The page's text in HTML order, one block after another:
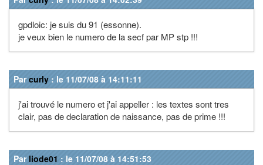
gpdloic: je suis du 91 (essonne).
je veux bien le numero de la secf par MP stp !!!
Parcurly : le 11/07/08 à 14:11:11
j'ai trouvé le numero et j'ai appeller : les textes sont tres
clair, pas de declaration de naissance, pas de prime !!!
Par liode01 : le 11/07/08 à 14:51:53